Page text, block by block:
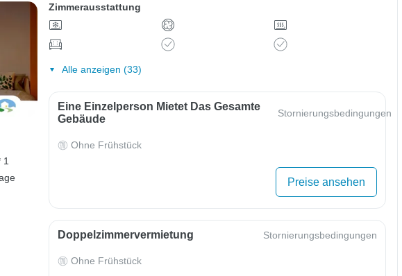
1
Zimmerausstattung
Alle anzeigen (33)
Eine Einzelperson Mietet Das Gesamte
Gebäude
Stornierungsbedingungen
Ohne Frühstück
Preise ansehen
Doppelzimmervermietung Stornierungsbedingungen
Ohne Frühstück